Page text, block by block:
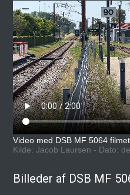
Video med DSB MF 5064
Kilde: Jacob Laursen - Dato:
Billeder af DSB MF